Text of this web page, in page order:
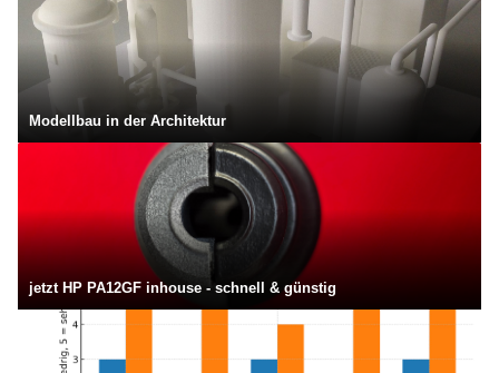
Modellbau in der Architektur
jetzt HP PA12GF inhouse - schnell & günstig